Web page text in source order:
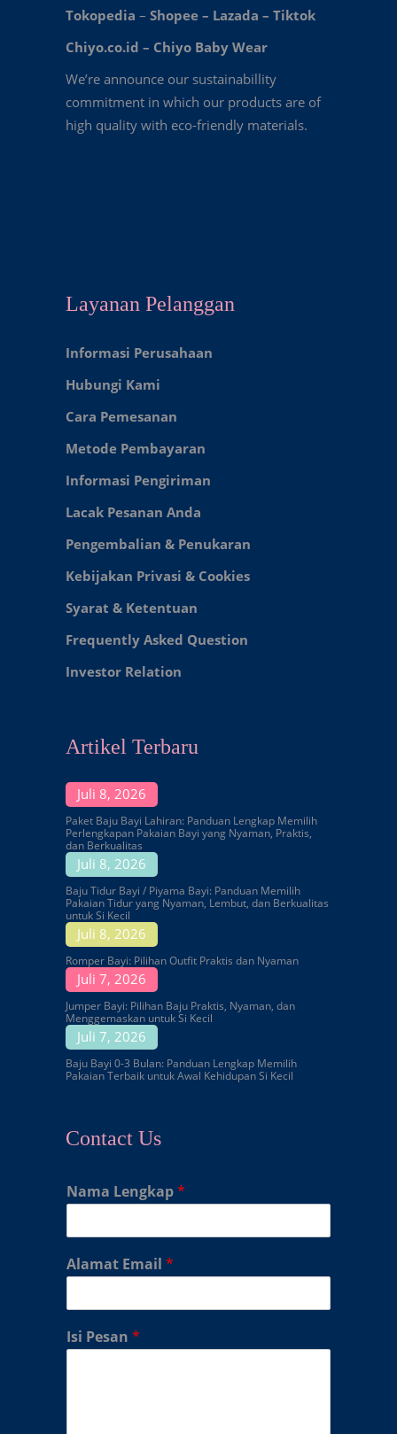
Tokopedia – Shopee – Lazada – Tiktok
Chiyo.co.id – Chiyo Baby Wear
We’re announce our sustainabillity
commitment in which our products are of
high quality with eco-friendly materials.
Layanan Pelanggan
Informasi Perusahaan
Hubungi Kami
Cara Pemesanan
Metode Pembayaran
Informasi Pengiriman
Lacak Pesanan Anda
Pengembalian & Penukaran
Kebijakan Privasi & Cookies
Syarat & Ketentuan
Frequently Asked Question
Investor Relation
Artikel Terbaru
Juli 8, 2026
Paket Baju Bayi Lahiran: Panduan Lengkap Memilih
Perlengkapan Pakaian Bayi yang Nyaman, Praktis,
dan Berkualitas
Juli 8, 2026
Baju Tidur Bayi / Piyama Bayi: Panduan Memilih
Pakaian Tidur yang Nyaman, Lembut, dan Berkualitas
untuk Si Kecil
Juli 8, 2026
Romper Bayi: Pilihan Outfit Praktis dan Nyaman
Juli 7, 2026
Jumper Bayi: Pilihan Baju Praktis, Nyaman, dan
Menggemaskan untuk Si Kecil
Juli 7, 2026
Baju Bayi 0-3 Bulan: Panduan Lengkap Memilih
Pakaian Terbaik untuk Awal Kehidupan Si Kecil
Contact Us
Nama Lengkap*
Alamat Email *
Isi Pesan *